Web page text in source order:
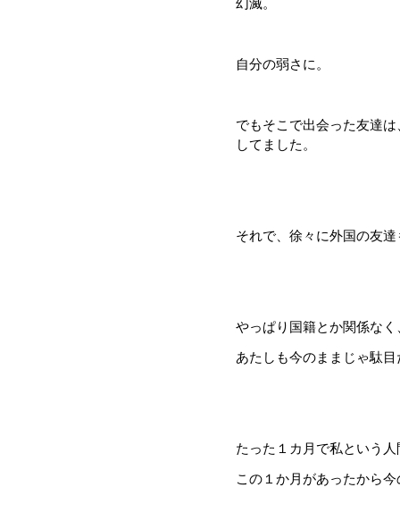
幻滅。
自分の弱さに。
でもそこで出会った友達
してました。
それで、徐々に外国の友
やっぱり国籍とか関係な
あたしも今のままじゃ駄
たった１カ月で私という
この１か月があったから